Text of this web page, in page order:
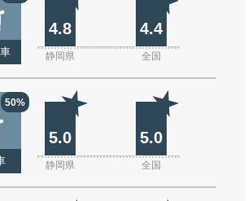
4.8 4.4
静岡県 全国
50%
5.0 5.0
静岡県 全国